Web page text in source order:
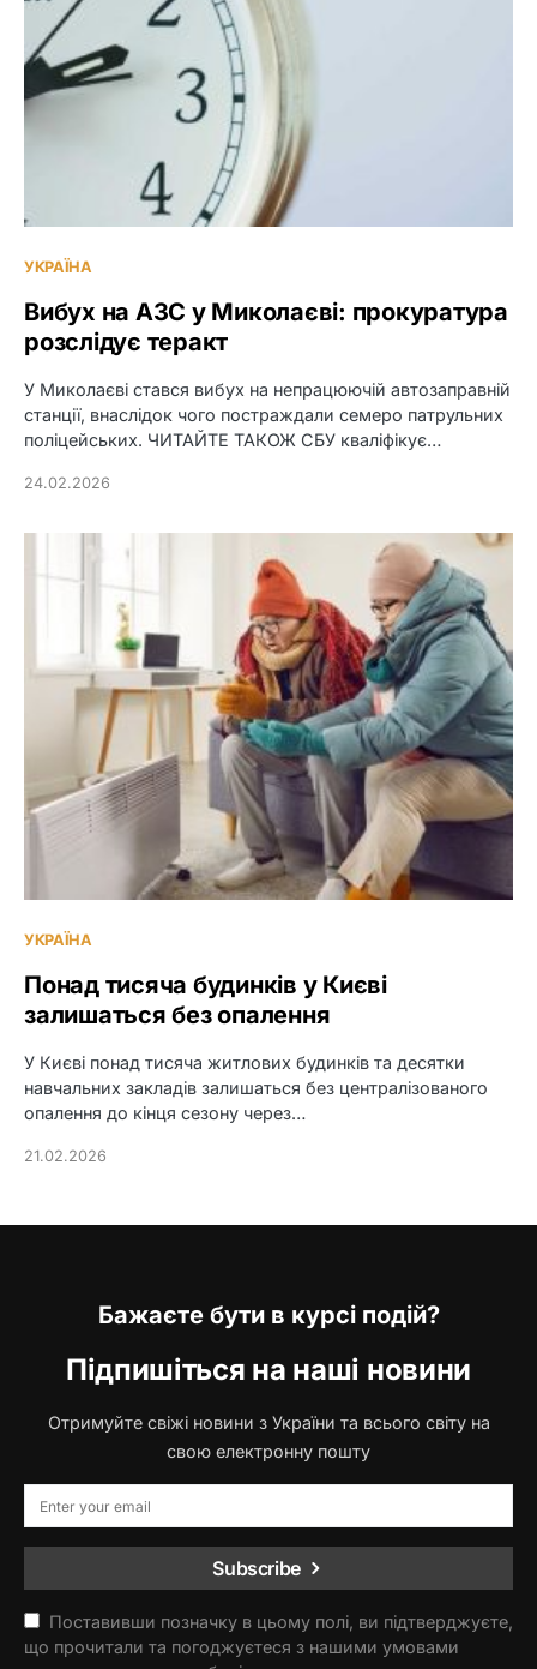
УКРАЇНА
Вибух на АЗС у Миколаєві: прокуратура
розслідує теракт
У Миколаєві стався вибух на непрацюючій автозаправній
станції, внаслідок чого постраждали семеро патрульних
поліцейських. ЧИТАЙТЕ ТАКОЖ СБУ кваліфікує…
24.02.2026
УКРАЇНА
Понад тисяча будинків у Києві
залишаться без опалення
У Києві понад тисяча житлових будинків та десятки
навчальних закладів залишаться без централізованого
опалення до кінця сезону через…
21.02.2026
Бажаєте бути в курсі подій?
Підпишіться на наші новини
Отримуйте свіжі новини з України та всього світу на
свою електронну пошту
Subscribe
Поставивши позначку в цьому полі, ви підтверджуєте,
що прочитали та погоджуєтеся з нашими умовами